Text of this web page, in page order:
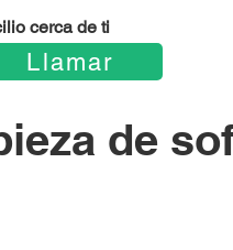
cerca de ti
Llamar
de